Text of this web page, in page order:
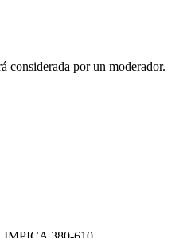
considerada por un moderador.